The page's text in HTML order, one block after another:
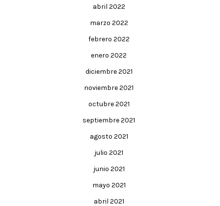
abril 2022
marzo 2022
febrero 2022
enero 2022
diciembre 2021
noviembre 2021
octubre 2021
septiembre 2021
agosto 2021
julio 2021
junio 2021
mayo 2021
abril 2021